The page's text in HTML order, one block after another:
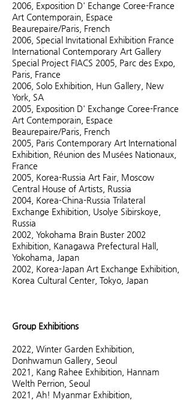
2006, Exposition D' Echange Coree-France
Art Contemporain, Espace
Beaurepaire/Paris, French
2006, Special Invitational Exhibition France
International Contemporary Art Gallery
Special Project FIACS 2005, Parc des Expo,
Paris, France
2006, Solo Exhibition, Hun Gallery, New
York, SA
2005, Exposition D' Exchange Coree-France
Art Contemporain, Espace
Beaurepaire/Paris, French
2005, Paris Contemporary Art International
Exhibition, Réunion des Musées Nationaux,
France
2005, Korea-Russia Art Fair, Moscow
Central House of Artists, Russia
2004, Korea-China-Russia Trilateral
Exchange Exhibition, Usolye Sibirskoye,
Russia
2002, Yokohama Brain Buster 2002
Exhibition, Kanagawa Prefectural Hall,
Yokohama, Japan
2002, Korea-Japan Art Exchange Exhibition,
Korea Cultural Center, Tokyo, Japan
Group Exhibitions
2022, Winter Garden Exhibition,
Donhwamun Gallery, Seoul
2021, Kang Rahee Exhibition, Hannam
Welth Perrion, Seoul
2021, Ah! Myanmar Exhibition,